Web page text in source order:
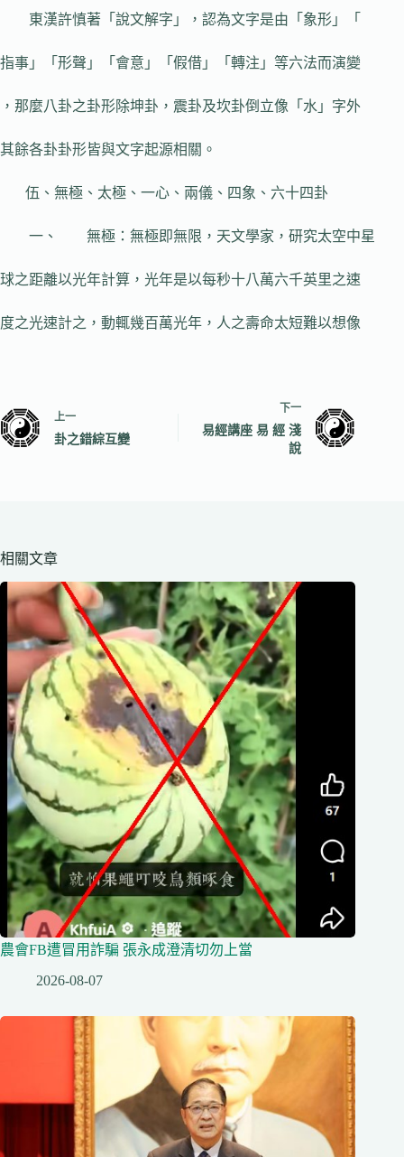
東漢許慎著「說文解字」，認為文字是由「象形」「
指事」「形聲」「會意」「假借」「轉注」等六法而演變
，那麼八卦之卦形除坤卦，震卦及坎卦倒立像「水」字外
其餘各卦卦形皆與文字起源相關。
伍、無極、太極、一心、兩儀、四象、六十四卦
一、 無極：無極即無限，天文學家，研究太空中星
球之距離以光年計算，光年是以每秒十八萬六千英里之速
度之光速計之，動輒幾百萬光年，人之壽命太短難以想像
上一
卦之錯綜互變
下一
易經講座 易 經 淺
說
相關文章
農會FB遭冒用詐騙 張永成澄清切勿上當
2026-08-07